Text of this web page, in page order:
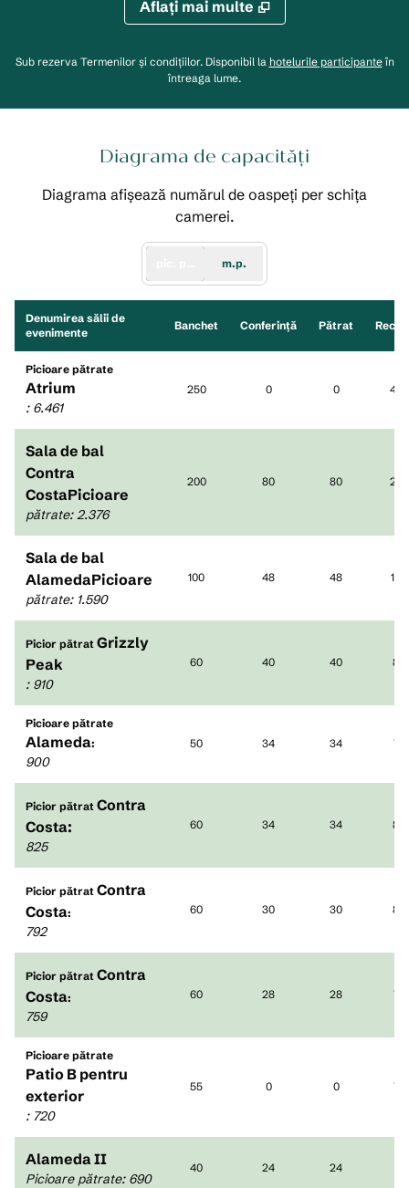
Aflaţi mai multe
Sub rezerva Termenilor și condițiilor. Disponibil la hotelurile participante,în
întreaga lume.
Diagrama de capacități
Diagrama afișează numărul de oaspeți per schița
camerei.
m.p.
Denumirea sălii de
evenimente
Banchet Conferință Pătrat
Picioare pătrate
Atrium
: 6.461
250 0 0 450
Sala de bal
Contra
CostaPicioare
pătrate: 2.376
200 80 80 275
Sala de bal
AlamedaPicioare
pătrate: 1.590
100 48 48 150
Picior pătrat Grizzly
Peak
: 910
60 40 40 80
Picioare pătrate
Alameda:
900
50 34 34 78
Picior pătrat Contra
Costa:
825
60 34 34 83
Picior pătrat Contra
Costa:
792
60 30 30 83
Picior pătrat Contra
Costa:
759
60 28 28 78
Picioare pătrate
Patio B pentru
exterior
: 720
55 0 0 75
Alameda II
Picioare pătrate: 690
40 24 24